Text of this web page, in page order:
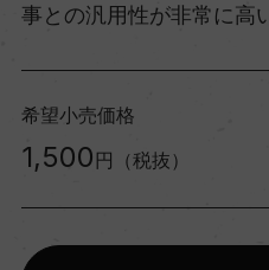
事との汎用性が非常に高
希望小売価格
1,500 円（税抜）